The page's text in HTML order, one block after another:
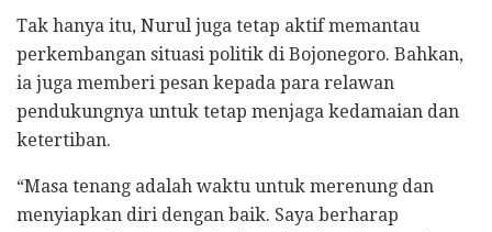
Tak hanya itu, Nurul juga tetap aktif memantau
perkembangan situasi politik di Bojonegoro. Bahkan,
ia juga memberi pesan kepada para relawan
pendukungnya untuk tetap menjaga kedamaian dan
ketertiban.
“Masa tenang adalah waktu untuk merenung dan
menyiapkan diri dengan baik. Saya berharap